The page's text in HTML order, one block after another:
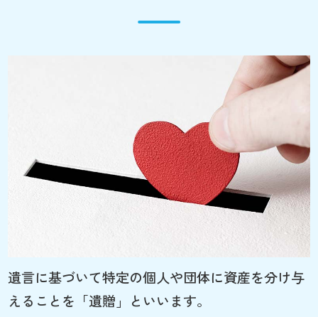
遺言に基づいて特定の個人や団体に資産を分け与
えることを「遺贈」といいます。